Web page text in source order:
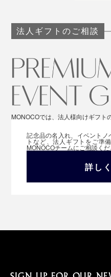
法人ギフトのご相談
MONOCOでは、法人様向けギフト
記念品の名入れ、イベント
トなど、法人ギフトをご準
MONOCOチームにご相談く
詳し